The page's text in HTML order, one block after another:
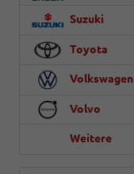
Suzuki
Toyota
Volkswagen
Volvo
Weitere